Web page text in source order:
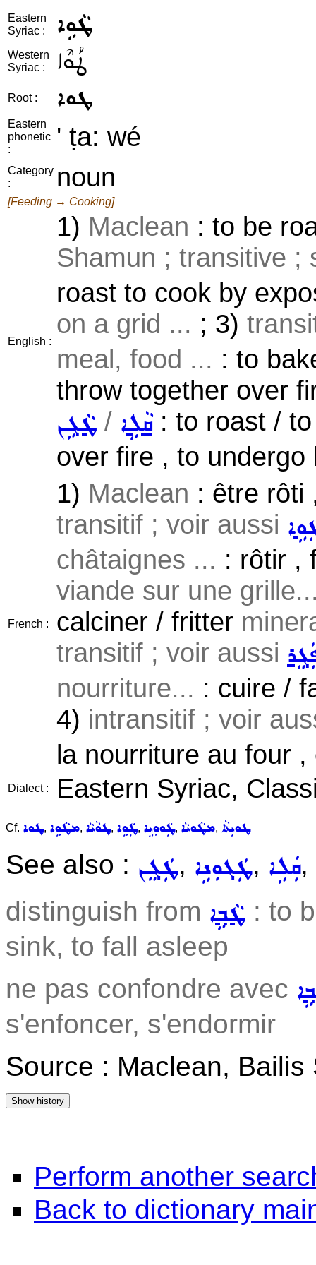
Eastern
Syriac :
ܛܵܘܹܐ
Western
Syriac :
ܛܳܘܶܐ
Root : ܛܘܐ
Eastern
phonetic
:
' ṭa: wé
Category
:
noun
[Feeding → Cooking]
English :
1) Maclean : to be
Shamun ; transitive ;
roast to cook by
on a grid ... ; 3)
meal, food ... : to
throw together over
ܛܵܓܹܢ / ܩܵܠܹܐ: to roast / to
over fire , to undergo
French :
1) Maclean : être
transitif ; voir aussi
châtaignes ... : rôtir ,
viande sur une
calciner / fritter
transitif ; voir aussi
nourriture... : cuire /
4) intransitif ; voir
la nourriture au four
Dialect : Eastern Syriac,
Cf. ܛܘܐ, ܡܛܵܘܹܐ, ܛܘܵܝܵܐ, ܛܲܘܹܐ, ܛܲܘܘܼܝܹܐ, ܡܛܵܘܝܵܐ, ܛܘܝܼܬܵܐ
See also : ܛܲܓܸܢ, ܛܲܓܘܼܢܹܐ, ܩܲܠܹܐ,
distinguish from ܛܵܒ݂ܹܐ : to
sink, to fall asleep
ne pas confondre avec
s'enfoncer, s'endormir
Source : Maclean, Bailis
Perform another
Back to dictionary